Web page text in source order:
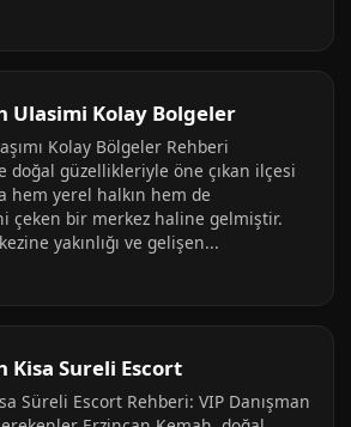
Ulasimi Kolay Bolgeler
Kolay Bölgeler Rehberi
doğal güzellikleriyle öne çıkan ilçesi
hem yerel halkın hem de
çeken bir merkez haline gelmiştir.
yakınlığı ve gelişen...
Kisa Sureli Escort
Süreli Escort Rehberi: VIP Danışman